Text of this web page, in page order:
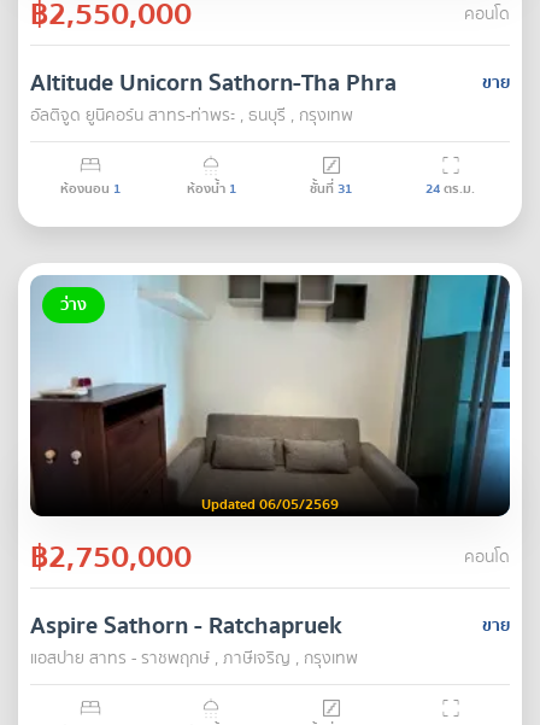
฿2,550,000 คอนโด
ขาย
Altitude Unicorn Sathorn-Tha Phra
อัลติจูด ยูนิคอร์น สาทร-ท่าพระ , ธนบุรี , กรุงเทพ
ห้องนอน 1 ห้องน้ำ 1 ชั้นที่31 24ตร.ม.
ว่าง
Updated 06/05/2569
฿2,750,000 คอนโด
ขาย
Aspire Sathorn - Ratchapruek
แอสปาย สาทร - ราชพฤกษ์ , ภาษีเจริญ , กรุงเทพ